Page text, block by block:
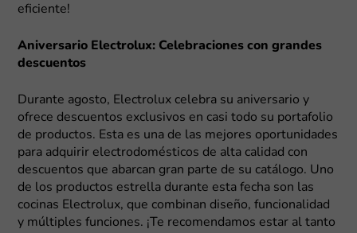
eficiente!
Aniversario Electrolux: Celebraciones con grandes
descuentos
Durante agosto, Electrolux celebra su aniversario y
ofrece descuentos exclusivos en casi todo su portafolio
de productos. Esta es una de las mejores oportunidades
para adquirir electrodomésticos de alta calidad con
descuentos que abarcan gran parte de su catálogo. Uno
de los productos estrella durante esta fecha son las
cocinas Electrolux, que combinan diseño, funcionalidad
y múltiples funciones. ¡Te recomendamos estar al tanto